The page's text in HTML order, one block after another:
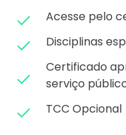
Acesse pelo
Disciplinas
Certificado
serviço
TCC Opcional